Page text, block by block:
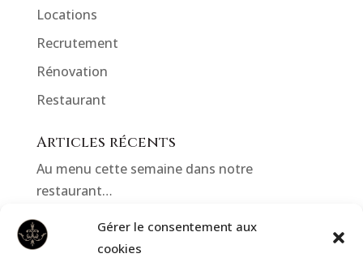
Gérer le consentement aux
cookies
Locations
Recrutement
Rénovation
Restaurant
Articles récents
Au menu cette semaine dans notre
restaurant…
Serveur/Serveuse pour extras le week-end
Aide à domicile (h/f)